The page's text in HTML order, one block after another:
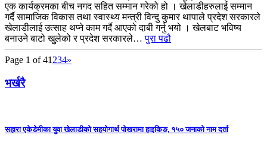
एक कार्यक्रमका बीच नगद सहित सम्मान गरेको हो । खेलाडीहरुलाई सम्मान
गर्दै सामाजिक विकास तथा स्वास्थ्य मन्त्री विन्दु कुमार थापाले प्रदेश सरकारले
खेलाडीलाई उत्साह थप्ने काम गर्दै आएको दाबी गर्नु भयो । खेलबाट भविष्य
बनाउने बाटो खुुलेको र प्रदेश सरकारले…पुरा पढौ
Page 1 of 41 234»
भर्खरै
सहारा एकेडेमीका युवा खेलाडीको सहयोगार्थ पोखरामा हाइकिङ, १५० जनाको नाम दर्ता